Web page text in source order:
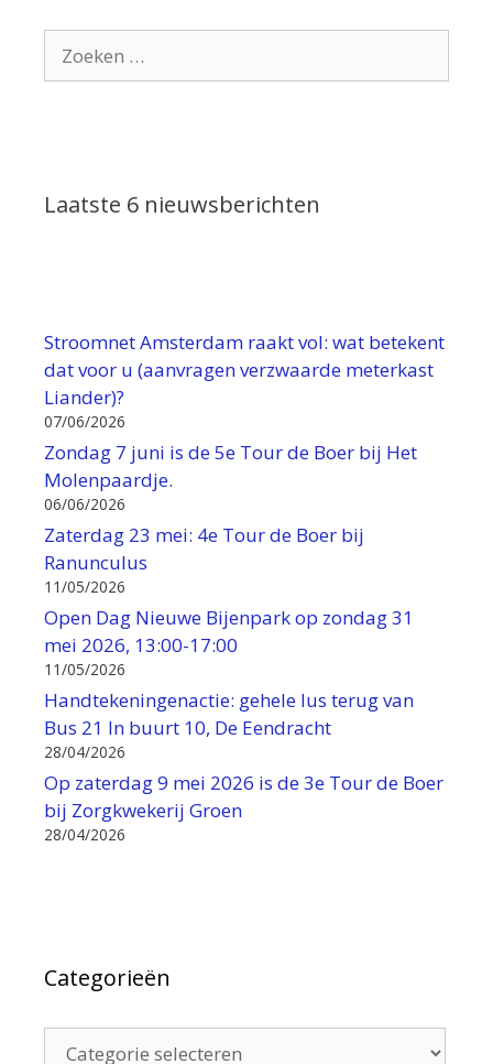
naar:
Laatste 6 nieuwsberichten
Stroomnet Amsterdam raakt vol: wat betekent
dat voor u (aanvragen verzwaarde meterkast
Liander)?
07/06/2026
Zondag 7 juni is de 5e Tour de Boer bij Het
Molenpaardje.
06/06/2026
Zaterdag 23 mei: 4e Tour de Boer bij
Ranunculus
11/05/2026
Open Dag Nieuwe Bijenpark op zondag 31
mei 2026, 13:00-17:00
11/05/2026
Handtekeningenactie: gehele lus terug van
Bus 21 In buurt 10, De Eendracht
28/04/2026
Op zaterdag 9 mei 2026 is de 3e Tour de Boer
bij Zorgkwekerij Groen
28/04/2026
Categorieën